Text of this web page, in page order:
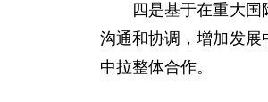
四是基于在重大国际
沟通和协调，增加发展
中拉整体合作。